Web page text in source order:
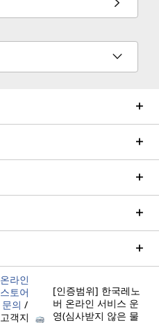
온라인
스토어
문의 /
고객지
[인증범위] 한국레노
버 온라인 서비스 운
영(심사받지 않은 물